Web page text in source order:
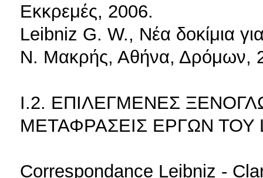
Εκκρεμές, 2006.
Leibniz G. W., Νέα δοκίμια
Ν. Μακρής, Αθήνα, Δρόμων,
Ι.2. ΕΠΙΛΕΓΜΕΝΕΣ
ΜΕΤΑΦΡΑΣΕΙΣ ΕΡΓΩΝ ΤΟΥ
Correspondance Leibniz -